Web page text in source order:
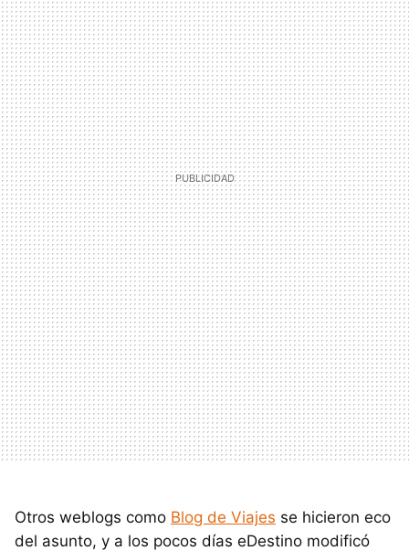
Otros weblogs como Blog de Viajes se hicieron eco
del asunto, y a los pocos días eDestino modificó